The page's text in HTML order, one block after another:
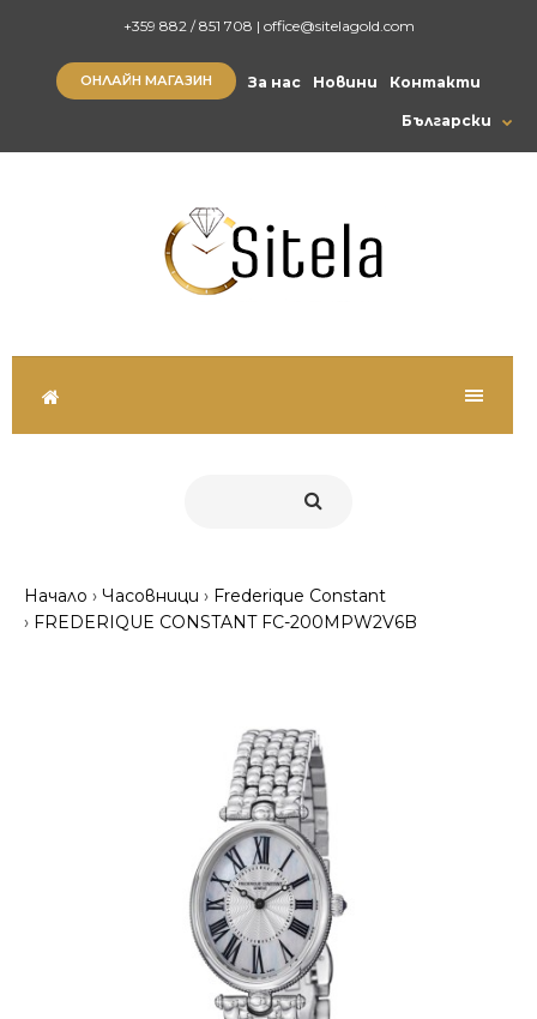
+359 882 / 851 708 | office@sitelagold.com
Български
ОНЛАЙН МАГАЗИН За нас Новини Контакти
Начало Часовници
Frederique Constant
FREDERIQUE CONSTANT FC-200MPW2V6B